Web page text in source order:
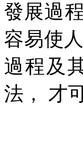
發展過
容易使
過程及
法，
才